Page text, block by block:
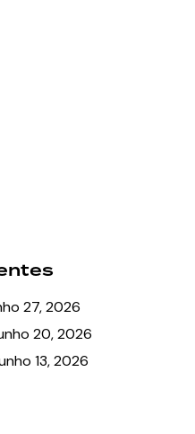
27, 2026
20, 2026
13, 2026